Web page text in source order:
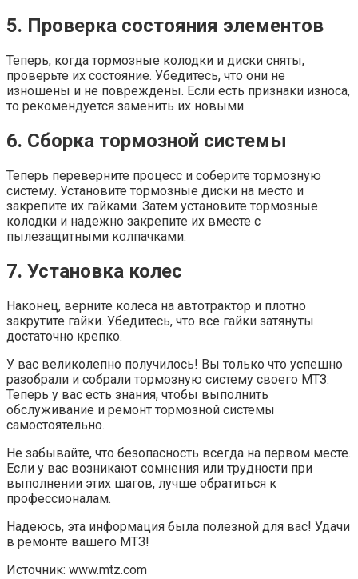
5. Проверка состояния элементов
Теперь, когда тормозные колодки и диски сняты,
проверьте их состояние. Убедитесь, что они не
изношены и не повреждены. Если есть признаки износа,
то рекомендуется заменить их новыми.
6. Сборка тормозной системы
Теперь переверните процесс и соберите тормозную
систему. Установите тормозные диски на место и
закрепите их гайками. Затем установите тормозные
колодки и надежно закрепите их вместе с
пылезащитными колпачками.
7. Установка колес
Наконец, верните колеса на автотрактор и плотно
закрутите гайки. Убедитесь, что все гайки затянуты
достаточно крепко.
У вас великолепно получилось! Вы только что успешно
разобрали и собрали тормозную систему своего МТЗ.
Теперь у вас есть знания, чтобы выполнить
обслуживание и ремонт тормозной системы
самостоятельно.
Не забывайте, что безопасность всегда на первом месте.
Если у вас возникают сомнения или трудности при
выполнении этих шагов, лучше обратиться к
профессионалам.
Надеюсь, эта информация была полезной для вас! Удачи
в ремонте вашего МТЗ!
Источник: www.mtz.com